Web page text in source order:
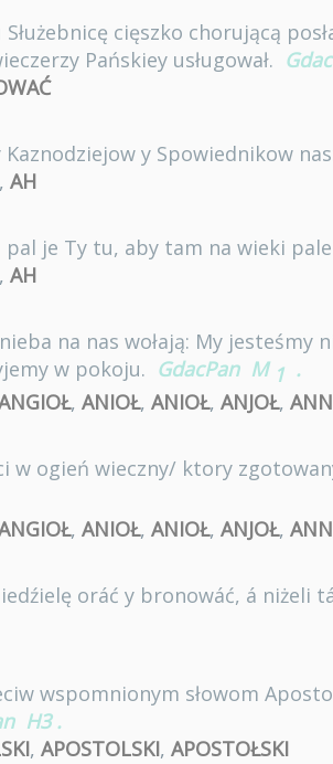
cięszko chorującą
Pańskiey usługował.
y Spowiednikow
, AH
pal je Ty tu, aby tam na wieki
, AH
nieba na nas wołają: My
w pokoju. GdacPan M 1 .
, ANIOŁ, ANIOŁ, ANJOŁ,
w ogień wieczny/ ktory
, ANIOŁ, ANIOŁ, ANJOŁ,
oráć y bronowáć, á niżeli
wspomnionym słowom
H3 .
, APOSTOLSKI, APOSTOŁSKI